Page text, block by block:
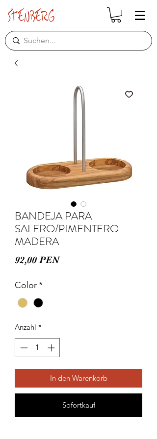
BANDEJA PARA
SALERO/PIMENTERO
MADERA
92,00 PENPreis
Color*
Anzahl *
In den Warenkorb
Sofortkauf